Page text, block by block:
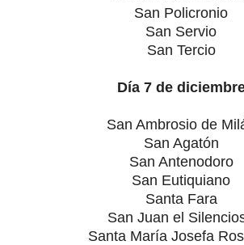
San Policronio
San Servio
San Tercio
Día 7 de
San Ambrosio de
San Agatón
San Antenodoro
San Eutiquiano
Santa Fara
San Juan el
Santa María Josefa